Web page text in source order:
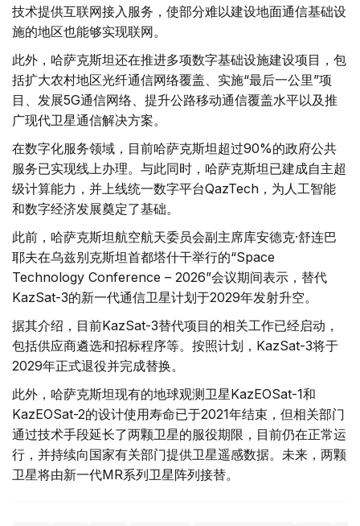
技术提供互联网接入服务，使部分难以建设地面通信基础设
施的地区也能够实现联网。
此外，哈萨克斯坦还在推进多项数字基础设施建设项目，包
括扩大农村地区光纤通信网络覆盖、实施“最后一公里”项
目、发展5G通信网络、提升公路移动通信覆盖水平以及推
广现代卫星通信解决方案。
在数字化服务领域，目前哈萨克斯坦超过90%的政府公共
服务已实现线上办理。与此同时，哈萨克斯坦已建成自主超
级计算能力，并上线统一数字平台QazTech，为人工智能
和数字经济发展奠定了基础。
此前，哈萨克斯坦航空航天委员会副主席库安德克·舒连巴
耶夫在乌兹别克斯坦首都塔什干举行的“Space
Technology Conference – 2026”会议期间表示，替代
KazSat-3的新一代通信卫星计划于2029年发射升空。
据其介绍，目前KazSat-3替代项目的相关工作已经启动，
包括供应商遴选和招标程序等。按照计划，KazSat-3将于
2029年正式退役并完成替换。
此外，哈萨克斯坦现有的地球观测卫星KazEOSat-1和
KazEOSat-2的设计使用寿命已于2021年结束，但相关部门
通过技术手段延长了两颗卫星的服役期限，目前仍在正常运
行，并持续向国家有关部门提供卫星遥感数据。未来，两颗
卫星将由新一代MR系列卫星阵列接替。